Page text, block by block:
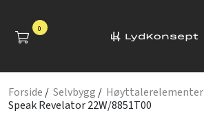
0
Forside / Selvbygg / Høyttalerelementer
Speak Revelator 22W/8851T00